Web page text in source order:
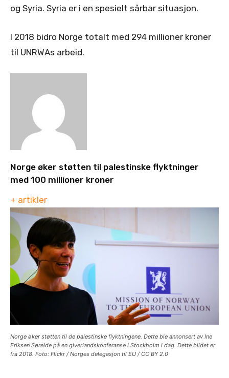
og Syria. Syria er i en spesielt sårbar situasjon.
I 2018 bidro Norge totalt med 294 millioner kroner
til UNRWAs arbeid.
Norge øker støtten til palestinske flyktninger
med 100 millioner kroner
+ artikler
Norge øker støtten til de palestinske flyktningene. Dette ble annonsert av Ine
Eriksen Søreide på en giverlandskonferanse i Stockholm i dag. Dette bildet er
fra 2018. Foto: Flickr / Norges delegasjon til EU / CC BY 2.0